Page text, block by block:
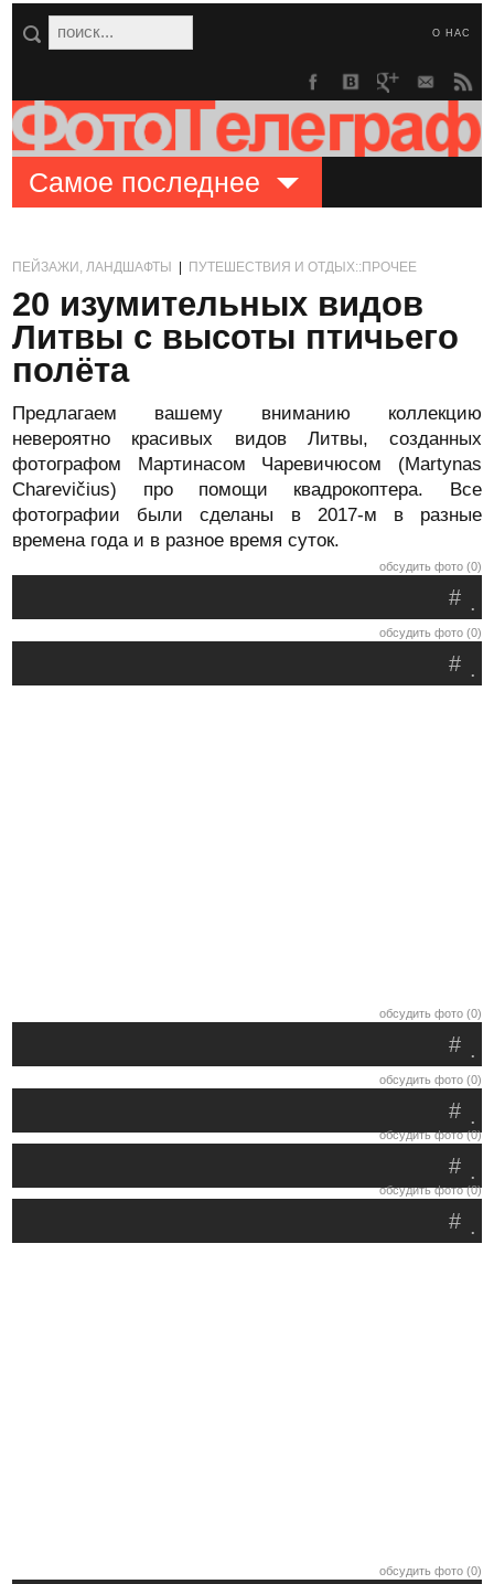
О НАС
Самое последнее
ПЕЙЗАЖИ, ЛАНДШАФТЫ ПУТЕШЕСТВИЯ И ОТДЫХ::ПРОЧЕЕ
20 изумительных видов
Литвы с высоты птичьего
полёта
Предлагаем вашему вниманию коллекцию
невероятно красивых видов Литвы, созданных
фотографом Мартинасом Чаревичюсом (Martynas
Charevičius) про помощи квадрокоптера. Все
фотографии были сделаны в 2017-м в разные
времена года и в разное время суток.
обсудить фото (0)
.
#
обсудить фото (0)
.
#
обсудить фото (0)
.
#
обсудить фото (0)
.
#
обсудить фото (0)
.
#
обсудить фото (0)
.
#
обсудить фото (0)